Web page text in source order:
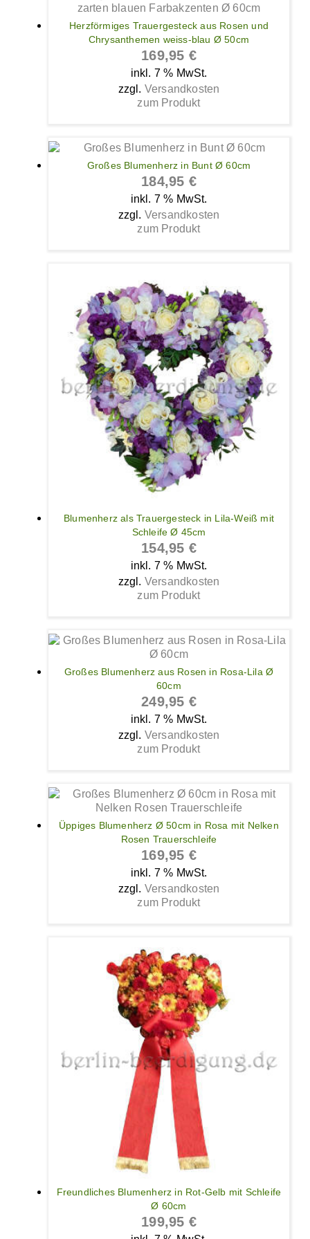
Herzförmiges Trauergesteck aus Rosen und
Chrysanthemen weiss-blau Ø 50cm
169,95 €
inkl. 7 % MwSt.
zzgl. Versandkosten
zum Produkt
Großes Blumenherz in Bunt Ø 60cm
184,95 €
inkl. 7 % MwSt.
zzgl. Versandkosten
zum Produkt
Blumenherz als Trauergesteck in Lila-Weiß mit
Schleife Ø 45cm
154,95 €
inkl. 7 % MwSt.
zzgl. Versandkosten
zum Produkt
Großes Blumenherz aus Rosen in Rosa-Lila Ø
60cm
249,95 €
inkl. 7 % MwSt.
zzgl. Versandkosten
zum Produkt
Üppiges Blumenherz Ø 50cm in Rosa mit Nelken
Rosen Trauerschleife
169,95 €
inkl. 7 % MwSt.
zzgl. Versandkosten
zum Produkt
Freundliches Blumenherz in Rot-Gelb mit Schleife
Ø 60cm
199,95 €